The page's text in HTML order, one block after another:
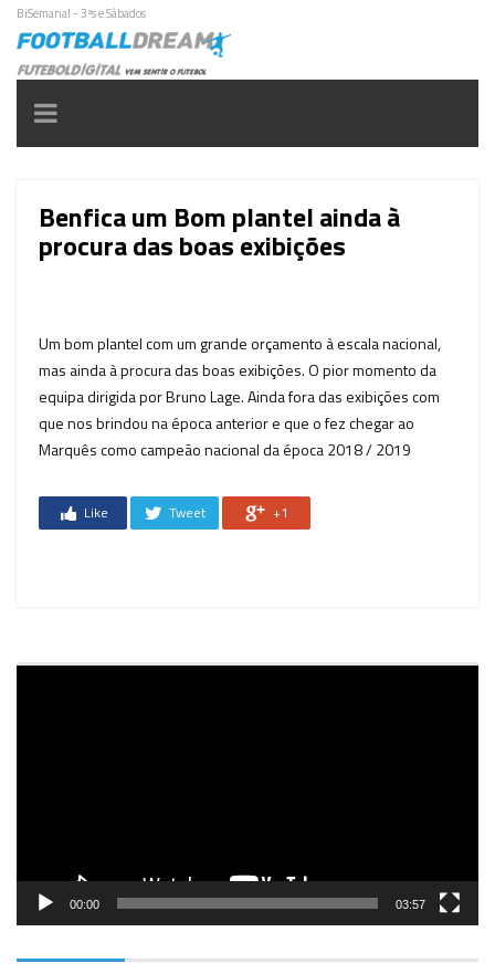
BiSemanal - 3ªs e Sábados
Toggle
navigation
Benfica um Bom plantel ainda à
procura das boas exibições
Um bom plantel com um grande orçamento à escala nacional,
mas ainda à procura das boas exibições. O pior momento da
equipa dirigida por Bruno Lage. Ainda fora das exibições com
que nos brindou na época anterior e que o fez chegar ao
Marquês como campeão nacional da época 2018 / 2019
Like Tweet +1
00:00 03:57